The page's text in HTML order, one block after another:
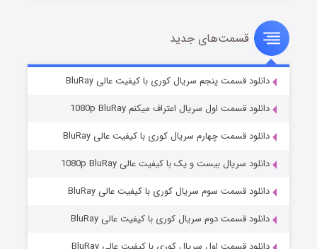
سریال زشت
قسمت۲ (زیرنویس) منتشر شد
مردگان متحرک: شهر مرده ۳
قسمت۲ (زیرنویس) منتشر شد
قسمت‌های جدید
دانلود قسمت پنجم سریال کوری با کیفیت عالی BluRay
دانلود قسمت اول سریال اعتراف میکنم 1080p BluRay
دانلود قسمت چهارم سریال کوری با کیفیت عالی BluRay
دانلود سریال بیست و یک با کیفیت عالی 1080p BluRay
دانلود قسمت سوم سریال کوری با کیفیت عالی BluRay
دانلود قسمت دوم سریال کوری با کیفیت عالی BluRay